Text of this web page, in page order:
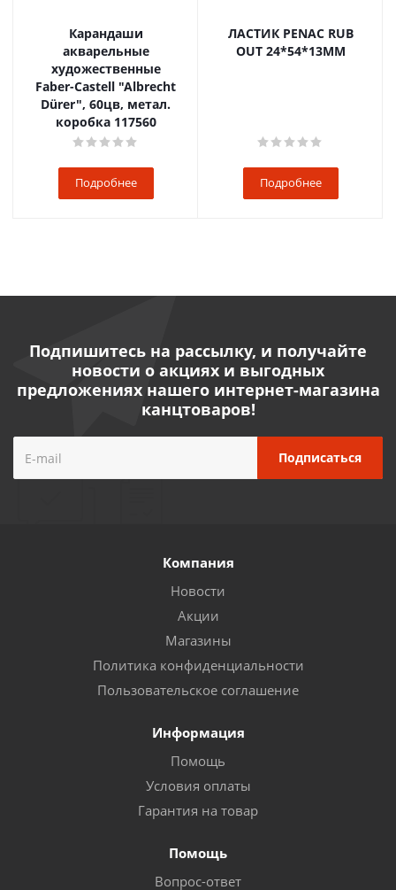
Карандаши
акварельные
художественные
Faber-Castell "Albrecht
Dürer", 60цв, метал.
коробка 117560
Подробнее
ЛАСТИК PENAC RUB
OUT 24*54*13MM
Подробнее
Подпишитесь на рассылку, и получайте
новости о акциях и выгодных
предложениях нашего интернет-магазина
канцтоваров!
Компания
Новости
Акции
Магазины
Политика конфиденциальности
Пользовательское соглашение
Информация
Помощь
Условия оплаты
Гарантия на товар
Помощь
Вопрос-ответ